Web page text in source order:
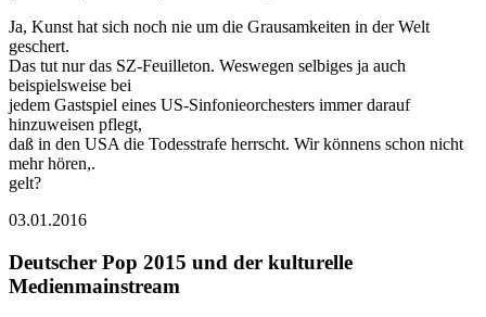
Ja, Kunst hat sich noch nie um die Grausamkeiten in der Welt
geschert.
Das tut nur das SZ-Feuilleton. Weswegen selbiges ja auch
beispielsweise bei
jedem Gastspiel eines US-Sinfonieorchesters immer darauf
hinzuweisen pflegt,
daß in den USA die Todesstrafe herrscht. Wir könnens schon nicht
mehr hören,.
gelt?
03.01.2016
Deutscher Pop 2015 und der kulturelle
Medienmainstream